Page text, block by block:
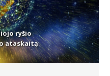
ryšio
ataskaitą